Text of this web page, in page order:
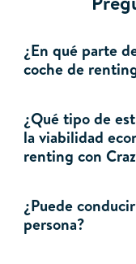
¿En qué parte
coche de
¿Qué tipo de
la viabilidad
renting con
¿Puede
persona?